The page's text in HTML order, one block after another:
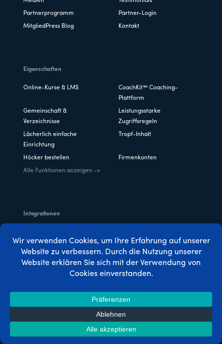
Partnerprogramm Partner-Login
MitgliedPress Blog Kontakt
Eigenschaften
Online-Kurse & LMS
CoachKit™ Coaching-
Plattform
Gemeinschaft &
Verzeichnisse
Leistungsstarke
Zugriffsregeln
Lächerlich einfache
Einrichtung
Tropf-Inhalt
Höcker bestellen Firmenkonten
Alle Funktionen anzeigen ->
Integrationen
Version)
Elementor MemberPress-Kurse
Fallstudien